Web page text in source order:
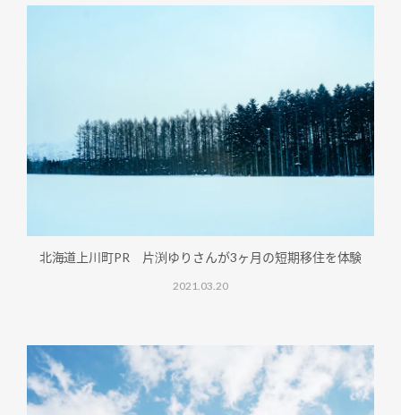
北海道上川町PR 片渕ゆりさんが3ヶ月の短期移住を体験
2021.03.20